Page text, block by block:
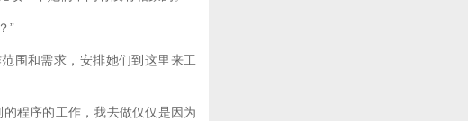
”
围和需求，安排她们到这里来工
程序的工作，我去做仅仅是因为